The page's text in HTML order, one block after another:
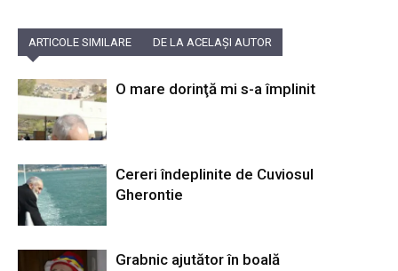
ARTICOLE SIMILARE DE LA ACELAȘI AUTOR
O mare dorinţă mi s-a împlinit
Cereri îndeplinite de Cuviosul
Gherontie
Grabnic ajutător în boală